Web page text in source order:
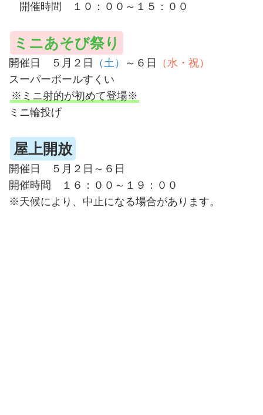
開催時間 １０：００～１５：００
ミニあそび祭り
開催日 ５月２日 （土） ～６日
（水・祝）
スーパーボールすくい
※ミニ射的が初めて登場※
ミニ輪投げ
屋上開放
開催日 ５月２日～６日
開催時間 １６：００～１９：００
※天候により、中止になる場合があります。